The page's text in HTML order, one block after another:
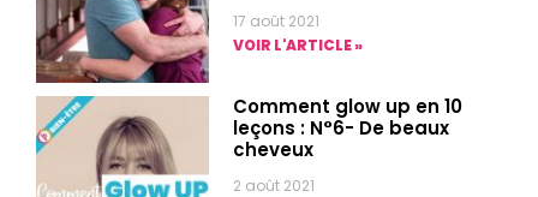
17 août 2021
VOIR L'ARTICLE »
Comment glow up en 10
leçons : N°6- De beaux
cheveux
2 août 2021